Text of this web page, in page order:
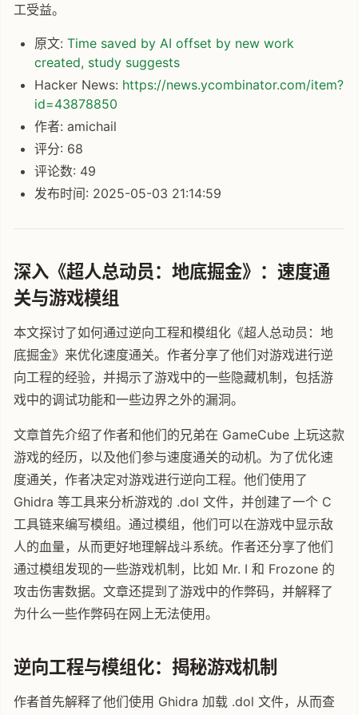
工受益。
原文: Time saved by AI offset by new work
created, study suggests
Hacker News: https://news.ycombinator.com/item?
id=43878850
作者: amichail
评分: 68
评论数: 49
发布时间: 2025-05-03 21:14:59
深入《超人总动员：地底掘金》：速度通
关与游戏模组
本文探讨了如何通过逆向工程和模组化《超人总动员：地
底掘金》来优化速度通关。作者分享了他们对游戏进行逆
向工程的经验，并揭示了游戏中的一些隐藏机制，包括游
戏中的调试功能和一些边界之外的漏洞。
文章首先介绍了作者和他们的兄弟在 GameCube 上玩这款
游戏的经历，以及他们参与速度通关的动机。为了优化速
度通关，作者决定对游戏进行逆向工程。他们使用了
Ghidra 等工具来分析游戏的 .dol 文件，并创建了一个 C
工具链来编写模组。通过模组，他们可以在游戏中显示敌
人的血量，从而更好地理解战斗系统。作者还分享了他们
通过模组发现的一些游戏机制，比如 Mr. I 和 Frozone 的
攻击伤害数据。文章还提到了游戏中的作弊码，并解释了
为什么一些作弊码在网上无法使用。
逆向工程与模组化：揭秘游戏机制
作者首先解释了他们使用 Ghidra 加载 .dol 文件，从而查